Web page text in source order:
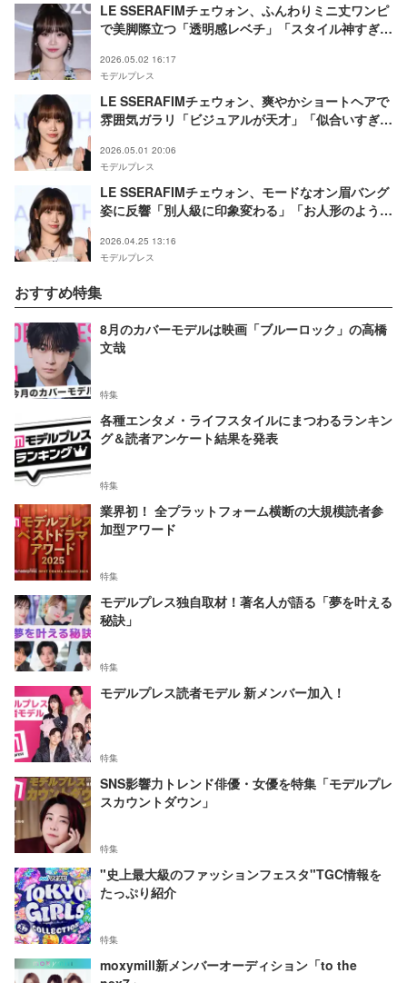
LE SSERAFIMチェウォン、ふんわりミニ丈ワンピ
で美脚際立つ「透明感レベチ」「スタイル神すぎ」
2026.05.02 16:17
モデルプレス
LE SSERAFIMチェウォン、爽やかショートヘアで
雰囲気ガラリ「ビジュアルが天才」「似合いすぎ」
2026.05.01 20:06
モデルプレス
LE SSERAFIMチェウォン、モードなオン眉バング
姿に反響「別人級に印象変わる」「お人形のような
2026.04.25 13:16
モデルプレス
おすすめ特集
8月のカバーモデルは映画「ブルーロック」の高橋
文哉
特集
各種エンタメ・ライフスタイルにまつわるランキン
グ＆読者アンケート結果を発表
特集
業界初！ 全プラットフォーム横断の大規模読者参
加型アワード
特集
モデルプレス独自取材！著名人が語る「夢を叶える
秘訣」
特集
モデルプレス読者モデル 新メンバー加入！
特集
SNS影響力トレンド俳優・女優を特集「モデルプレ
スカウントダウン」
特集
"史上最大級のファッションフェスタ"TGC情報を
たっぷり紹介
特集
moxymill新メンバーオーディション「to the